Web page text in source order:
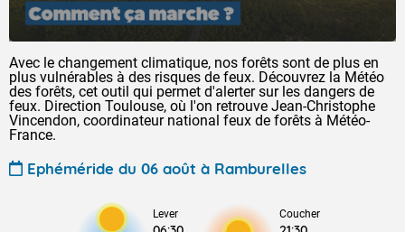
Avec le changement climatique, nos forêts sont de plus en
plus vulnérables à des risques de feux. Découvrez la Météo
des forêts, cet outil qui permet d'alerter sur les dangers de
feux. Direction Toulouse, où l'on retrouve Jean-Christophe
Vincendon, coordinateur national feux de forêts à Météo-
France.
Ephéméride du 06 août à Ramburelles
Lever Coucher